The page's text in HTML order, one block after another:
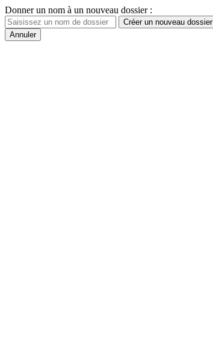
Donner un nom à un nouveau dossier :
Créer un nouveau dossier
Annuler